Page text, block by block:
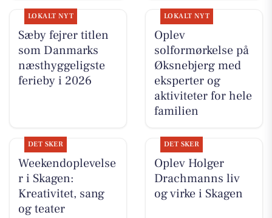
LOKALT NYT
Sæby fejrer titlen
som Danmarks
næsthyggeligste
ferieby i 2026
LOKALT NYT
Oplev
solformørkelse på
Øksnebjerg med
eksperter og
aktiviteter for hele
familien
DET SKER
Weekendoplevelse
r i Skagen:
Kreativitet, sang
og teater
DET SKER
Oplev Holger
Drachmanns liv
og virke i Skagen